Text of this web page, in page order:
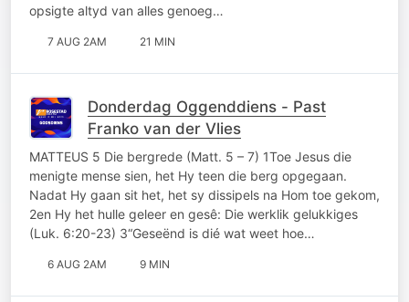
opsigte altyd van alles genoeg…
7 AUG 2AM 21 MIN
Donderdag Oggenddiens - Past
Franko van der Vlies
MATTEUS 5 Die bergrede (Matt. 5 – 7) 1Toe Jesus die
menigte mense sien, het Hy teen die berg opgegaan.
Nadat Hy gaan sit het, het sy dissipels na Hom toe gekom,
2en Hy het hulle geleer en gesê: Die werklik gelukkiges
(Luk. 6:20-23) 3“Geseënd is dié wat weet hoe…
6 AUG 2AM 9 MIN